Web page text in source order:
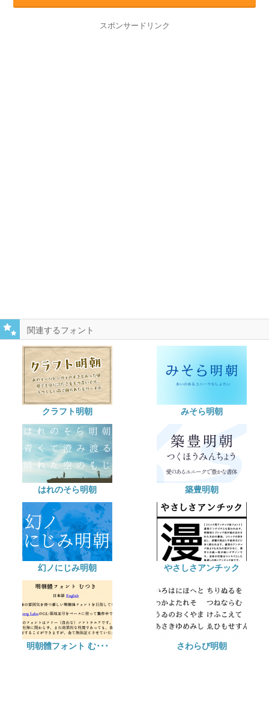
スポンサードリンク
関連するフォント
クラフト明朝 みそら明朝
はれのそら明朝 築豊明朝
幻ノにじみ明朝 やさしさアンチック
明朝體フォント む･･･ さわらび明朝